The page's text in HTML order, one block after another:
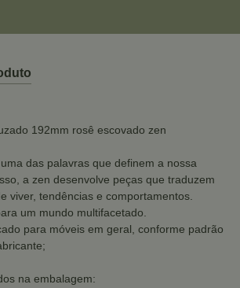
192mm rosê escovado zen
das palavras que definem a nossa
a zen desenvolve peças que traduzem
viver, tendências e comportamentos.
um mundo multifacetado.
para móveis em geral, conforme padrão
na embalagem: